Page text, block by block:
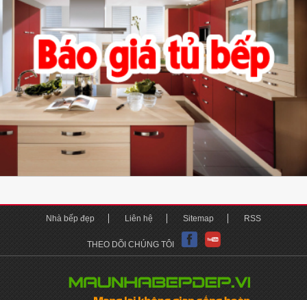
Nhà bếp đẹp Liên hệ Sitemap RSS
THEO DÕI CHÚNG TÔI